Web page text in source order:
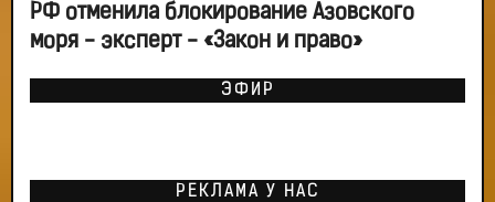
РФ отменила блокирование Азовского
моря - эксперт - «Закон и право»
ЭФИР
РЕКЛАМА У НАС